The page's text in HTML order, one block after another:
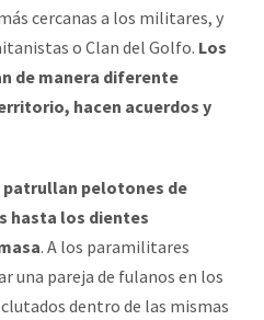
cercanas a los militares, y
o Clan del Golfo. Los
de manera diferente
hacen acuerdos y
patrullan pelotones de
hasta los dientes
. A los paramilitares
una pareja de fulanos en los
dentro de las mismas